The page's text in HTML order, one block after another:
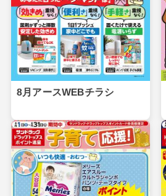
8月アースWEBチラシ